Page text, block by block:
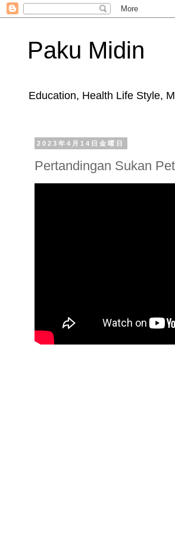
Paku Midin
Education, Health Life Style,
2023年4月14日金曜日
Pertandingan Sukan